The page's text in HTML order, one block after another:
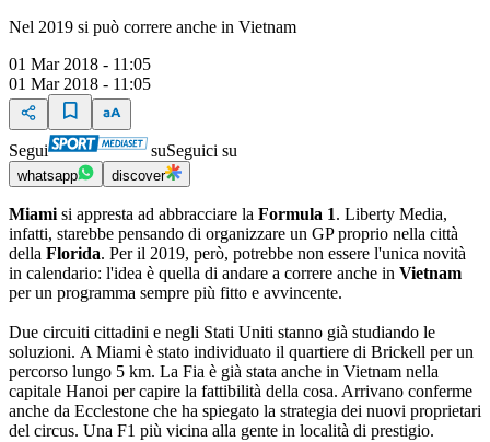
Nel 2019 si può correre anche in Vietnam
01 Mar 2018 - 11:05
01 Mar 2018 - 11:05
Segui suSeguici su
whatsapp discover
Miami si appresta ad abbracciare la Formula 1. Liberty Media,
infatti, starebbe pensando di organizzare un GP proprio nella città
della Florida. Per il 2019, però, potrebbe non essere l'unica novità
in calendario: l'idea è quella di andare a correre anche in Vietnam
per un programma sempre più fitto e avvincente.
Due circuiti cittadini e negli Stati Uniti stanno già studiando le
soluzioni. A Miami è stato individuato il quartiere di Brickell per un
percorso lungo 5 km. La Fia è già stata anche in Vietnam nella
capitale Hanoi per capire la fattibilità della cosa. Arrivano conferme
anche da Ecclestone che ha spiegato la strategia dei nuovi proprietari
del circus. Una F1 più vicina alla gente in località di prestigio.